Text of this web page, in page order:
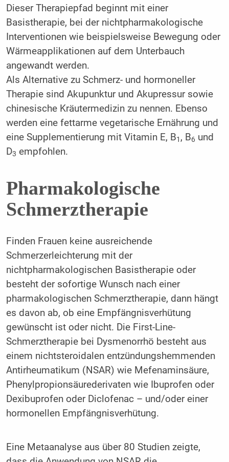
Dieser Therapiepfad beginnt mit einer
Basistherapie, bei der nichtpharmakologische
Interventionen wie beispielsweise Bewegung oder
Wärmeapplikationen auf dem Unterbauch
angewandt werden.
Als Alternative zu Schmerz- und hormoneller
Therapie sind Akupunktur und Akupressur sowie
chinesische Kräutermedizin zu nennen. Ebenso
werden eine fettarme vegetarische Ernährung und
eine Supplementierung mit Vitamin E, B1 , B6und
D3 empfohlen.
Pharmakologische
Schmerztherapie
Finden Frauen keine ausreichende
Schmerzerleichterung mit der
nichtpharmakologischen Basistherapie oder
besteht der sofortige Wunsch nach einer
pharmakologischen Schmerztherapie, dann hängt
es davon ab, ob eine Empfängnisverhütung
gewünscht ist oder nicht. Die First-Line-
Schmerztherapie bei Dysmenorrhö besteht aus
einem nichtsteroidalen entzündungshemmenden
Antirheumatikum (NSAR) wie Mefenaminsäure,
Phenylpropionsäurederivaten wie Ibuprofen oder
Dexibuprofen oder Diclofenac – und/oder einer
hormonellen Empfängnisverhütung.
Eine Metaanalyse aus über 80 Studien zeigte,